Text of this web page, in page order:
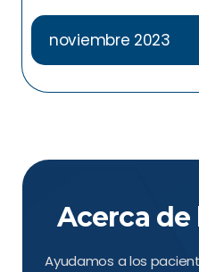
Acerca de
Ayudamos a los